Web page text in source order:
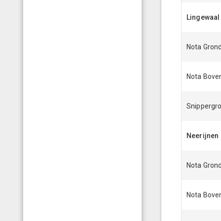
Lingewaal
Nota
Nota
Neerijnen
Nota
Nota